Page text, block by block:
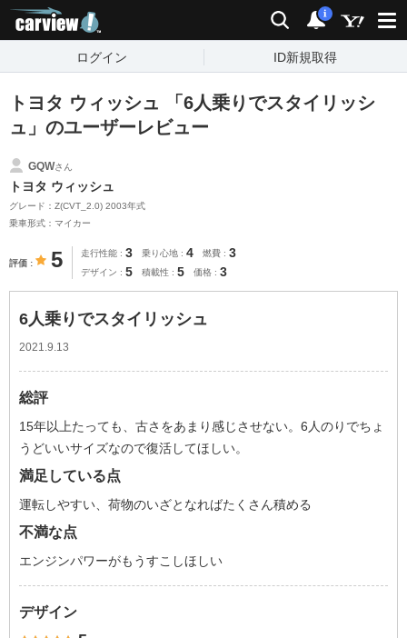
検索 通知
i
ログイン ID新規取得
トヨタ ウィッシュ 「6人乗りでスタイリッシ
ュ」のユーザーレビュー
GQWさん
トヨタ ウィッシュ
グレード：Z(CVT_2.0) 2003年式
乗車形式：マイカー
評価 5 走行性能 3 乗り心地 4 燃費 3
デザイン 5 積載性 5 価格 3
6人乗りでスタイリッシュ
2021.9.13
総評
15年以上たっても、古さをあまり感じさせない。6人のりでちょ
うどいいサイズなので復活してほしい。
満足している点
運転しやすい、荷物のいざとなればたくさん積める
不満な点
エンジンパワーがもうすこしほしい
デザイン